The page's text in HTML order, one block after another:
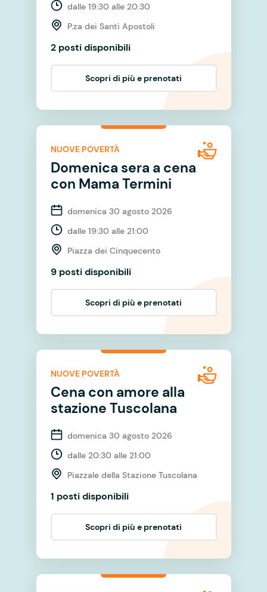
dalle 19:30 alle 20:30
P.za dei Santi Apostoli
2 posti disponibili
Scopri di più e prenotati
NUOVE POVERTÀ
Domenica sera a cena
con Mama Termini
domenica 30 agosto 2026
dalle 19:30 alle 21:00
Piazza dei Cinquecento
9 posti disponibili
Scopri di più e prenotati
NUOVE POVERTÀ
Cena con amore alla
stazione Tuscolana
domenica 30 agosto 2026
dalle 20:30 alle 21:00
Piazzale della Stazione Tuscolana
1 posti disponibili
Scopri di più e prenotati